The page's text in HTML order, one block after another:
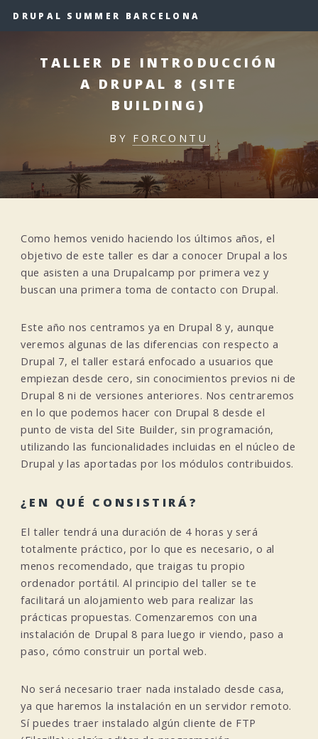
DRUPAL SUMMER BARCELONA
TALLER DE INTRODUCCIÓN
A DRUPAL 8 (SITE
BUILDING)
BY FORCONTU
Como hemos venido haciendo los últimos años, el
objetivo de este taller es dar a conocer Drupal a los
que asisten a una Drupalcamp por primera vez y
buscan una primera toma de contacto con Drupal.
Este año nos centramos ya en Drupal 8 y, aunque
veremos algunas de las diferencias con respecto a
Drupal 7, el taller estará enfocado a usuarios que
empiezan desde cero, sin conocimientos previos ni de
Drupal 8 ni de versiones anteriores. Nos centraremos
en lo que podemos hacer con Drupal 8 desde el
punto de vista del Site Builder, sin programación,
utilizando las funcionalidades incluidas en el núcleo de
Drupal y las aportadas por los módulos contribuidos.
¿EN QUÉ CONSISTIRÁ?
El taller tendrá una duración de 4 horas y será
totalmente práctico, por lo que es necesario, o al
menos recomendado, que traigas tu propio
ordenador portátil. Al principio del taller se te
facilitará un alojamiento web para realizar las
prácticas propuestas. Comenzaremos con una
instalación de Drupal 8 para luego ir viendo, paso a
paso, cómo construir un portal web.
No será necesario traer nada instalado desde casa,
ya que haremos la instalación en un servidor remoto.
Sí puedes traer instalado algún cliente de FTP